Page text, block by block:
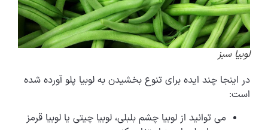
لوبیا سبز
در اینجا چند ایده برای تنوع بخشیدن به لوبیا پلو آورده شده
است:
می توانید از لوبیا چشم بلبلی، لوبیا چیتی یا لوبیا قرمز